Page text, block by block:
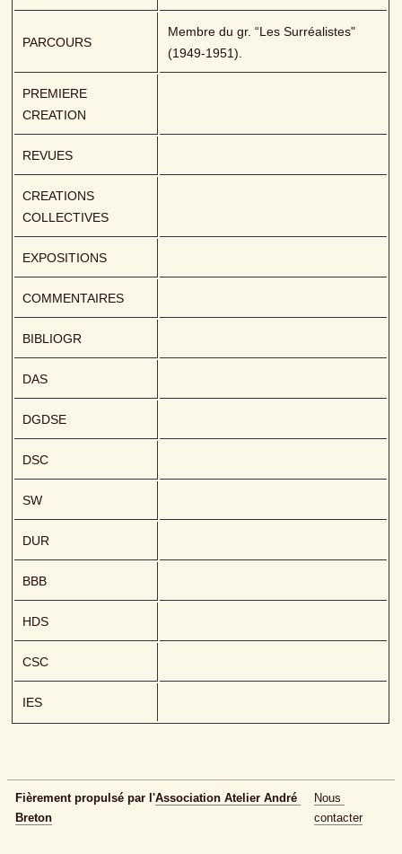
PARCOURS
Membre du gr. “Les Surréalistes"
(1949-1951).
PREMIERE
CREATION
REVUES
CREATIONS
COLLECTIVES
EXPOSITIONS
COMMENTAIRES
BIBLIOGR
DAS
DGDSE
DSC
SW
DUR
BBB
HDS
CSC
IES
Fièrement propulsé par l'Association Atelier André
Breton
Nous
contacter